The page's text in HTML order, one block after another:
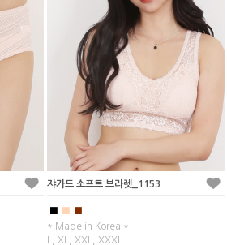
쟈가드 소프트 브라렛_1153
■ ■ ■
* Made in Korea *
L, XL, XXL, XXXL